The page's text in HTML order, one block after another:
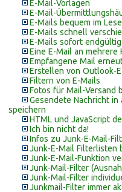
E-Mail-Vorlagen
E-Mail-
E-Mails bequem im
E-Mails schnell
E-Mails sofort
Eine E-Mail an mehrere
Empfangene Mail
Erstellen von Outlook-
Filtern von E-Mails
Fotos für Mail-Versand
Gesendete Nachricht in
speichern
HTML und JavaScript
Ich bin nicht da!
Infos zu Junk-E-Mail-
Junk-E-Mail Filterlisten
Junk-E-Mail-Funktion
Junk-Mail-Filter
Junk-Mail-Filter
Junkmail-Filter immer